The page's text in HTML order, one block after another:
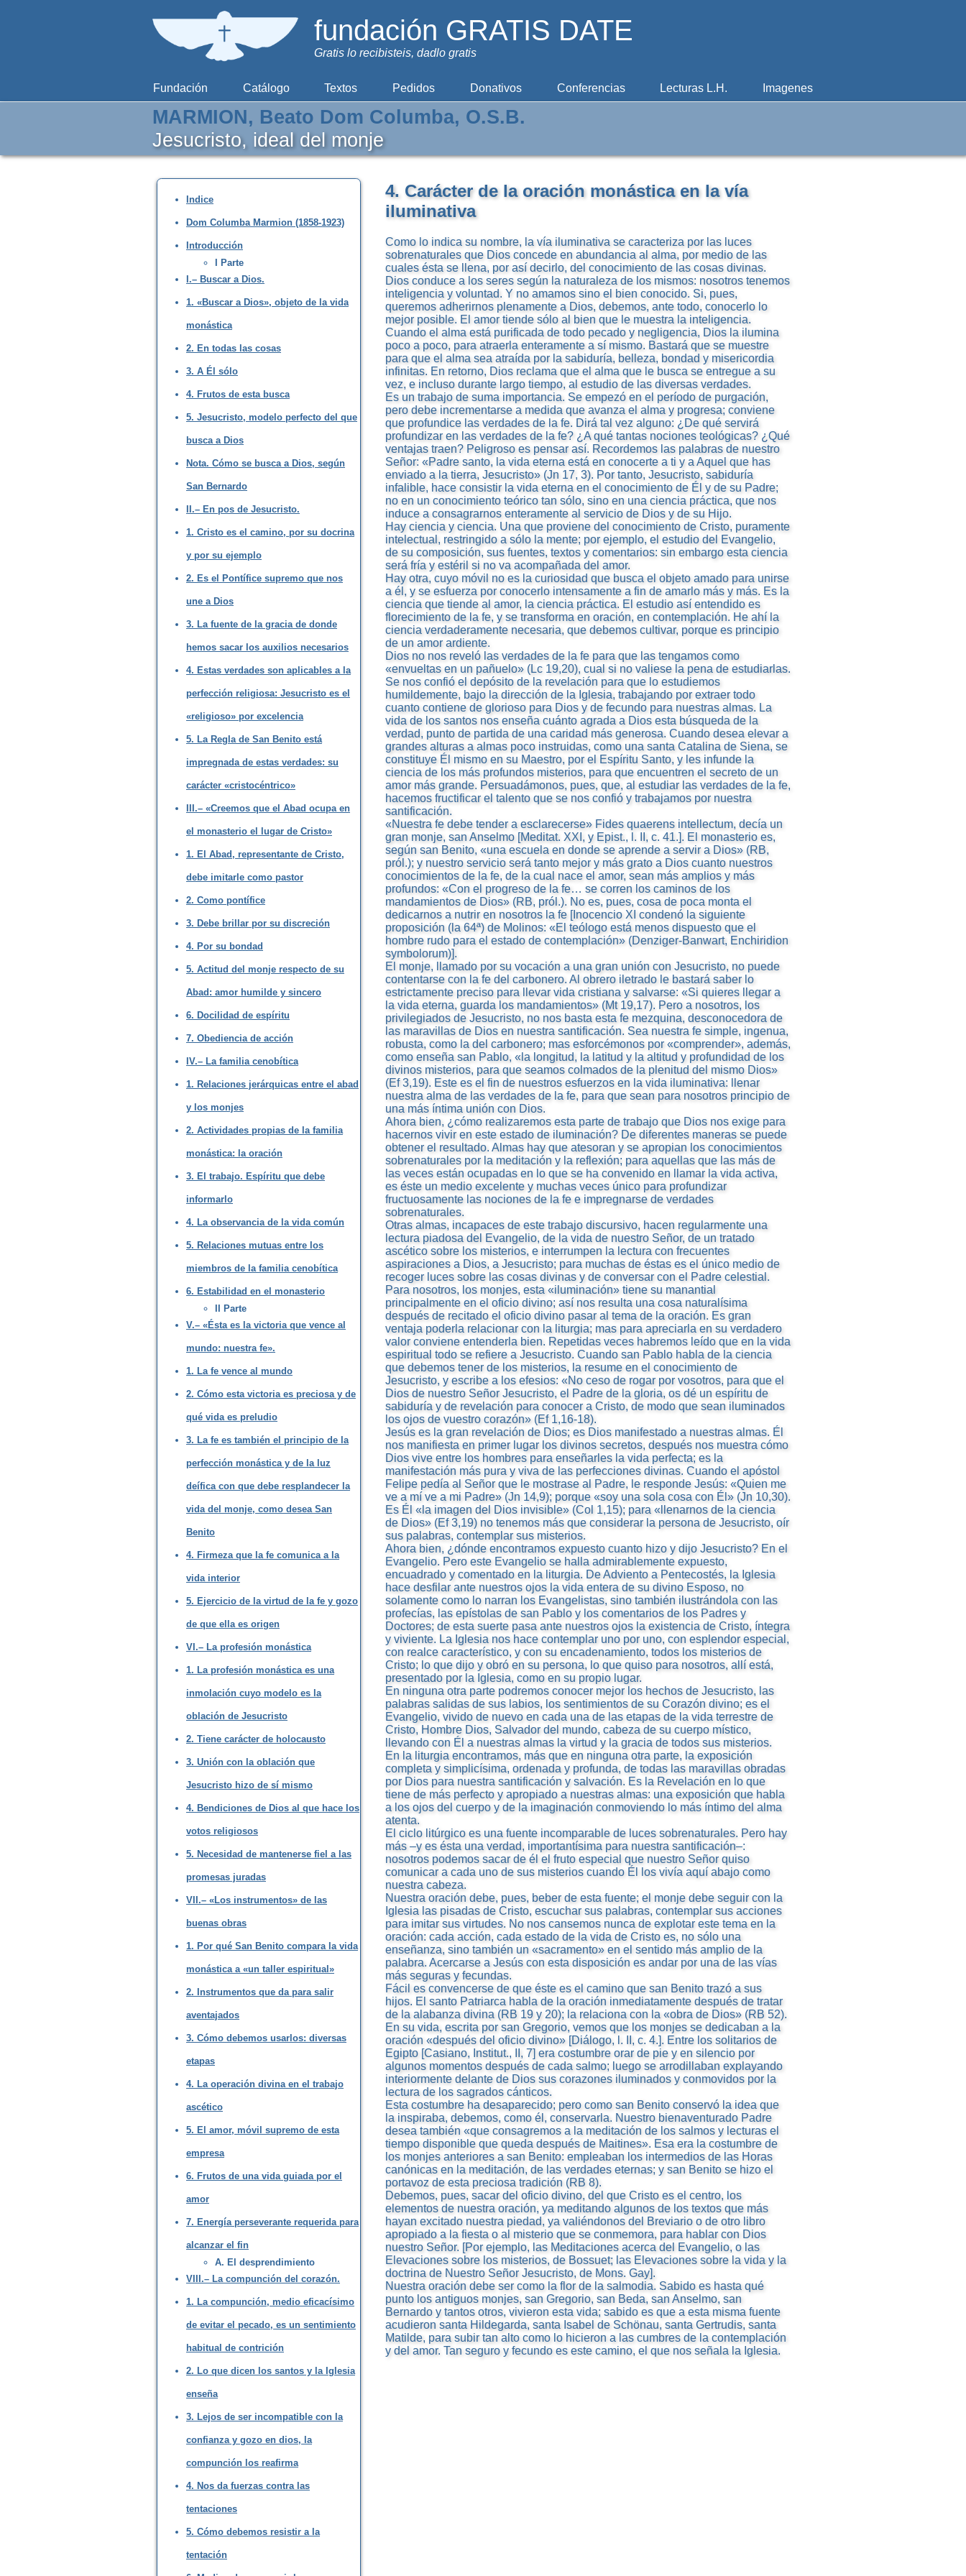
fundación GRATIS DATE
Gratis lo recibisteis, dadlo gratis
Fundación Catálogo Textos Pedidos Donativos Conferencias Lecturas L.H. Imagenes
MARMION, Beato Dom Columba, O.S.B.
Jesucristo, ideal del monje
Indice
Dom Columba Marmion (1858-1923)
Introducción
I Parte
I.– Buscar a Dios.
1. «Buscar a Dios», objeto de la vida
monástica
2. En todas las cosas
3. A Él sólo
4. Frutos de esta busca
5. Jesucristo, modelo perfecto del que
busca a Dios
Nota. Cómo se busca a Dios, según
San Bernardo
II.– En pos de Jesucristo.
1. Cristo es el camino, por su docrina
y por su ejemplo
2. Es el Pontífice supremo que nos
une a Dios
3. La fuente de la gracia de donde
hemos sacar los auxilios necesarios
4. Estas verdades son aplicables a la
perfección religiosa: Jesucristo es el
«religioso» por excelencia
5. La Regla de San Benito está
impregnada de estas verdades: su
carácter «cristocéntrico»
III.– «Creemos que el Abad ocupa en
el monasterio el lugar de Cristo»
1. El Abad, representante de Cristo,
debe imitarle como pastor
2. Como pontífice
3. Debe brillar por su discreción
4. Por su bondad
5. Actitud del monje respecto de su
Abad: amor humilde y sincero
6. Docilidad de espíritu
7. Obediencia de acción
IV.– La familia cenobítica
1. Relaciones jerárquicas entre el abad
y los monjes
2. Actividades propias de la familia
monástica: la oración
3. El trabajo. Espíritu que debe
informarlo
4. La observancia de la vida común
5. Relaciones mutuas entre los
miembros de la familia cenobítica
6. Estabilidad en el monasterio
II Parte
V.– «Ésta es la victoria que vence al
mundo: nuestra fe».
1. La fe vence al mundo
2. Cómo esta victoria es preciosa y de
qué vida es preludio
3. La fe es también el principio de la
perfección monástica y de la luz
deífica con que debe resplandecer la
vida del monje, como desea San
Benito
4. Firmeza que la fe comunica a la
vida interior
5. Ejercicio de la virtud de la fe y gozo
de que ella es origen
VI.– La profesión monástica
1. La profesión monástica es una
inmolación cuyo modelo es la
oblación de Jesucristo
2. Tiene carácter de holocausto
3. Unión con la oblación que
Jesucristo hizo de sí mismo
4. Bendiciones de Dios al que hace los
votos religiosos
5. Necesidad de mantenerse fiel a las
promesas juradas
VII.– «Los instrumentos» de las
buenas obras
1. Por qué San Benito compara la vida
monástica a «un taller espiritual»
2. Instrumentos que da para salir
aventajados
3. Cómo debemos usarlos: diversas
etapas
4. La operación divina en el trabajo
ascético
5. El amor, móvil supremo de esta
empresa
6. Frutos de una vida guiada por el
amor
7. Energía perseverante requerida para
alcanzar el fin
A. El desprendimiento
VIII.– La compunción del corazón.
1. La compunción, medio eficacísimo
de evitar el pecado, es un sentimiento
habitual de contrición
2. Lo que dicen los santos y la Iglesia
enseña
3. Lejos de ser incompatible con la
confianza y gozo en dios, la
compunción los reafirma
4. Nos da fuerzas contra las
tentaciones
5. Cómo debemos resistir a la
tentación
4. Carácter de la oración monástica en la vía
iluminativa
Como lo indica su nombre, la vía iluminativa se caracteriza por las luces
sobrenaturales que Dios concede en abundancia al alma, por medio de las
cuales ésta se llena, por así decirlo, del conocimiento de las cosas divinas.
Dios conduce a los seres según la naturaleza de los mismos: nosotros tenemos
inteligencia y voluntad. Y no amamos sino el bien conocido. Si, pues,
queremos adherirnos plenamente a Dios, debemos, ante todo, conocerlo lo
mejor posible. El amor tiende sólo al bien que le muestra la inteligencia.
Cuando el alma está purificada de todo pecado y negligencia, Dios la ilumina
poco a poco, para atraerla enteramente a sí mismo. Bastará que se muestre
para que el alma sea atraída por la sabiduría, belleza, bondad y misericordia
infinitas. En retorno, Dios reclama que el alma que le busca se entregue a su
vez, e incluso durante largo tiempo, al estudio de las diversas verdades.
Es un trabajo de suma importancia. Se empezó en el período de purgación,
pero debe incrementarse a medida que avanza el alma y progresa; conviene
que profundice las verdades de la fe. Dirá tal vez alguno: ¿De qué servirá
profundizar en las verdades de la fe? ¿A qué tantas nociones teológicas? ¿Qué
ventajas traen? Peligroso es pensar así. Recordemos las palabras de nuestro
Señor: «Padre santo, la vida eterna está en conocerte a ti y a Aquel que has
enviado a la tierra, Jesucristo» (Jn 17, 3). Por tanto, Jesucristo, sabiduría
infalible, hace consistir la vida eterna en el conocimiento de Él y de su Padre;
no en un conocimiento teórico tan sólo, sino en una ciencia práctica, que nos
induce a consagrarnos enteramente al servicio de Dios y de su Hijo.
Hay ciencia y ciencia. Una que proviene del conocimiento de Cristo, puramente
intelectual, restringido a sólo la mente; por ejemplo, el estudio del Evangelio,
de su composición, sus fuentes, textos y comentarios: sin embargo esta ciencia
será fría y estéril si no va acompañada del amor.
Hay otra, cuyo móvil no es la curiosidad que busca el objeto amado para unirse
a él, y se esfuerza por conocerlo intensamente a fin de amarlo más y más. Es la
ciencia que tiende al amor, la ciencia práctica. El estudio así entendido es
florecimiento de la fe, y se transforma en oración, en contemplación. He ahí la
ciencia verdaderamente necesaria, que debemos cultivar, porque es principio
de un amor ardiente.
Dios no nos reveló las verdades de la fe para que las tengamos como
«envueltas en un pañuelo» (Lc 19,20), cual si no valiese la pena de estudiarlas.
Se nos confió el depósito de la revelación para que lo estudiemos
humildemente, bajo la dirección de la Iglesia, trabajando por extraer todo
cuanto contiene de glorioso para Dios y de fecundo para nuestras almas. La
vida de los santos nos enseña cuánto agrada a Dios esta búsqueda de la
verdad, punto de partida de una caridad más generosa. Cuando desea elevar a
grandes alturas a almas poco instruidas, como una santa Catalina de Siena, se
constituye Él mismo en su Maestro, por el Espíritu Santo, y les infunde la
ciencia de los más profundos misterios, para que encuentren el secreto de un
amor más grande. Persuadámonos, pues, que, al estudiar las verdades de la fe,
hacemos fructificar el talento que se nos confió y trabajamos por nuestra
santificación.
«Nuestra fe debe tender a esclarecerse» Fides quaerens intellectum, decía un
gran monje, san Anselmo [Meditat. XXI, y Epist., l. II, c. 41.]. El monasterio es,
según san Benito, «una escuela en donde se aprende a servir a Dios» (RB,
pról.); y nuestro servicio será tanto mejor y más grato a Dios cuanto nuestros
conocimientos de la fe, de la cual nace el amor, sean más amplios y más
profundos: «Con el progreso de la fe… se corren los caminos de los
mandamientos de Dios» (RB, pról.). No es, pues, cosa de poca monta el
dedicarnos a nutrir en nosotros la fe [Inocencio XI condenó la siguiente
proposición (la 64ª) de Molinos: «El teólogo está menos dispuesto que el
hombre rudo para el estado de contemplación» (Denziger-Banwart, Enchiridion
symbolorum)].
El monje, llamado por su vocación a una gran unión con Jesucristo, no puede
contentarse con la fe del carbonero. Al obrero iletrado le bastará saber lo
estrictamente preciso para llevar vida cristiana y salvarse: «Si quieres llegar a
la vida eterna, guarda los mandamientos» (Mt 19,17). Pero a nosotros, los
privilegiados de Jesucristo, no nos basta esta fe mezquina, desconocedora de
las maravillas de Dios en nuestra santificación. Sea nuestra fe simple, ingenua,
robusta, como la del carbonero; mas esforcémonos por «comprender», además,
como enseña san Pablo, «la longitud, la latitud y la altitud y profundidad de los
divinos misterios, para que seamos colmados de la plenitud del mismo Dios»
(Ef 3,19). Este es el fin de nuestros esfuerzos en la vida iluminativa: llenar
nuestra alma de las verdades de la fe, para que sean para nosotros principio de
una más íntima unión con Dios.
Ahora bien, ¿cómo realizaremos esta parte de trabajo que Dios nos exige para
hacernos vivir en este estado de iluminación? De diferentes maneras se puede
obtener el resultado. Almas hay que atesoran y se apropian los conocimientos
sobrenaturales por la meditación y la reflexión; para aquellas que las más de
las veces están ocupadas en lo que se ha convenido en llamar la vida activa,
es éste un medio excelente y muchas veces único para profundizar
fructuosamente las nociones de la fe e impregnarse de verdades
sobrenaturales.
Otras almas, incapaces de este trabajo discursivo, hacen regularmente una
lectura piadosa del Evangelio, de la vida de nuestro Señor, de un tratado
ascético sobre los misterios, e interrumpen la lectura con frecuentes
aspiraciones a Dios, a Jesucristo; para muchas de éstas es el único medio de
recoger luces sobre las cosas divinas y de conversar con el Padre celestial.
Para nosotros, los monjes, esta «iluminación» tiene su manantial
principalmente en el oficio divino; así nos resulta una cosa naturalísima
después de recitado el oficio divino pasar al tema de la oración. Es gran
ventaja poderla relacionar con la liturgia; mas para apreciarla en su verdadero
valor conviene entenderla bien. Repetidas veces habremos leído que en la vida
espiritual todo se refiere a Jesucristo. Cuando san Pablo habla de la ciencia
que debemos tener de los misterios, la resume en el conocimiento de
Jesucristo, y escribe a los efesios: «No ceso de rogar por vosotros, para que el
Dios de nuestro Señor Jesucristo, el Padre de la gloria, os dé un espíritu de
sabiduría y de revelación para conocer a Cristo, de modo que sean iluminados
los ojos de vuestro corazón» (Ef 1,16-18).
Jesús es la gran revelación de Dios; es Dios manifestado a nuestras almas. Él
nos manifiesta en primer lugar los divinos secretos, después nos muestra cómo
Dios vive entre los hombres para enseñarles la vida perfecta; es la
manifestación más pura y viva de las perfecciones divinas. Cuando el apóstol
Felipe pedía al Señor que le mostrase al Padre, le responde Jesús: «Quien me
ve a mí ve a mi Padre» (Jn 14,9); porque «soy una sola cosa con Él» (Jn 10,30).
Es Él «la imagen del Dios invisible» (Col 1,15); para «llenarnos de la ciencia
de Dios» (Ef 3,19) no tenemos más que considerar la persona de Jesucristo, oír
sus palabras, contemplar sus misterios.
Ahora bien, ¿dónde encontramos expuesto cuanto hizo y dijo Jesucristo? En el
Evangelio. Pero este Evangelio se halla admirablemente expuesto,
encuadrado y comentado en la liturgia. De Adviento a Pentecostés, la Iglesia
hace desfilar ante nuestros ojos la vida entera de su divino Esposo, no
solamente como lo narran los Evangelistas, sino también ilustrándola con las
profecías, las epístolas de san Pablo y los comentarios de los Padres y
Doctores; de esta suerte pasa ante nuestros ojos la existencia de Cristo, íntegra
y viviente. La Iglesia nos hace contemplar uno por uno, con esplendor especial,
con realce característico, y con su encadenamiento, todos los misterios de
Cristo; lo que dijo y obró en su persona, lo que quiso para nosotros, allí está,
presentado por la Iglesia, como en su propio lugar.
En ninguna otra parte podremos conocer mejor los hechos de Jesucristo, las
palabras salidas de sus labios, los sentimientos de su Corazón divino; es el
Evangelio, vivido de nuevo en cada una de las etapas de la vida terrestre de
Cristo, Hombre Dios, Salvador del mundo, cabeza de su cuerpo místico,
llevando con Él a nuestras almas la virtud y la gracia de todos sus misterios.
En la liturgia encontramos, más que en ninguna otra parte, la exposición
completa y simplicísima, ordenada y profunda, de todas las maravillas obradas
por Dios para nuestra santificación y salvación. Es la Revelación en lo que
tiene de más perfecto y apropiado a nuestras almas: una exposición que habla
a los ojos del cuerpo y de la imaginación conmoviendo lo más íntimo del alma
atenta.
El ciclo litúrgico es una fuente incomparable de luces sobrenaturales. Pero hay
más –y es ésta una verdad, importantísima para nuestra santificación–:
nosotros podemos sacar de él el fruto especial que nuestro Señor quiso
comunicar a cada uno de sus misterios cuando Él los vivía aquí abajo como
nuestra cabeza.
Nuestra oración debe, pues, beber de esta fuente; el monje debe seguir con la
Iglesia las pisadas de Cristo, escuchar sus palabras, contemplar sus acciones
para imitar sus virtudes. No nos cansemos nunca de explotar este tema en la
oración: cada acción, cada estado de la vida de Cristo es, no sólo una
enseñanza, sino también un «sacramento» en el sentido más amplio de la
palabra. Acercarse a Jesús con esta disposición es andar por una de las vías
más seguras y fecundas.
Fácil es convencerse de que éste es el camino que san Benito trazó a sus
hijos. El santo Patriarca habla de la oración inmediatamente después de tratar
de la alabanza divina (RB 19 y 20); la relaciona con la «obra de Dios» (RB 52).
En su vida, escrita por san Gregorio, vemos que los monjes se dedicaban a la
oración «después del oficio divino» [Diálogo, l. II, c. 4.]. Entre los solitarios de
Egipto [Casiano, Institut., II, 7] era costumbre orar de pie y en silencio por
algunos momentos después de cada salmo; luego se arrodillaban explayando
interiormente delante de Dios sus corazones iluminados y conmovidos por la
lectura de los sagrados cánticos.
Esta costumbre ha desaparecido; pero como san Benito conservó la idea que
la inspiraba, debemos, como él, conservarla. Nuestro bienaventurado Padre
desea también «que consagremos a la meditación de los salmos y lecturas el
tiempo disponible que queda después de Maitines». Esa era la costumbre de
los monjes anteriores a san Benito: empleaban los intermedios de las Horas
canónicas en la meditación, de las verdades eternas; y san Benito se hizo el
portavoz de esta preciosa tradición (RB 8).
Debemos, pues, sacar del oficio divino, del que Cristo es el centro, los
elementos de nuestra oración, ya meditando algunos de los textos que más
hayan excitado nuestra piedad, ya valiéndonos del Breviario o de otro libro
apropiado a la fiesta o al misterio que se conmemora, para hablar con Dios
nuestro Señor. [Por ejemplo, las Meditaciones acerca del Evangelio, o las
Elevaciones sobre los misterios, de Bossuet; las Elevaciones sobre la vida y la
doctrina de Nuestro Señor Jesucristo, de Mons. Gay].
Nuestra oración debe ser como la flor de la salmodia. Sabido es hasta qué
punto los antiguos monjes, san Gregorio, san Beda, san Anselmo, san
Bernardo y tantos otros, vivieron esta vida; sabido es que a esta misma fuente
acudieron santa Hildegarda, santa Isabel de Schönau, santa Gertrudis, santa
Matilde, para subir tan alto como lo hicieron a las cumbres de la contemplación
y del amor. Tan seguro y fecundo es este camino, el que nos señala la Iglesia.